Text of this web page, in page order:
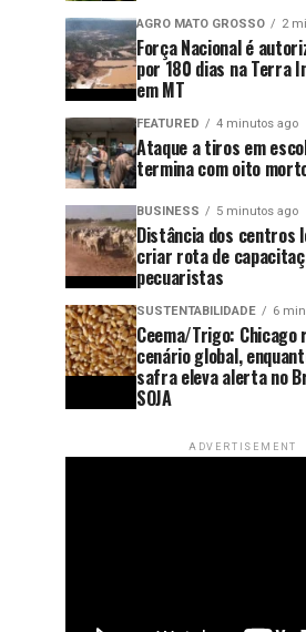
AGRO MATO GROSSO 2
Força Nacional é
por 180 dias na Terra
em MT
FEATURED 4 minutos ago
Ataque a tiros em
termina com oito
BUSINESS 5 minutos ago
Distância dos centros
criar rota de
pecuaristas
SUSTENTABILIDADE 6
Ceema/Trigo: Chicago
cenário global,
safra eleva alerta no
SOJA
ADVERTISEMENT